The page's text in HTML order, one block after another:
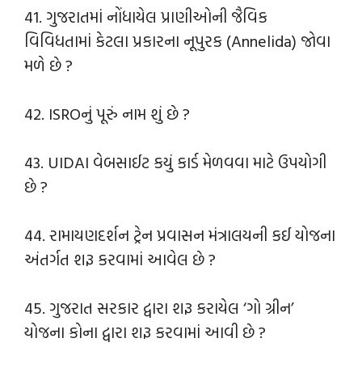
41. ગુજરાતમાં નોંધાયેલ પ્રાણીઓની જૈવિક
વિવિધતામાં કેટલા પ્રકારના નૂપુરક (Annelida) જોવા
મળે છે ?
42. ISROનું પૂરું નામ શું છે ?
43. UIDAI વેબસાઈટ કયું કાર્ડ મેળવવા માટે ઉપયોગી
છે ?
44. રામાયણદર્શન ટ્રેન પ્રવાસન મંત્રાલયની કઈ યોજના
અંતર્ગત શરૂ કરવામાં આવેલ છે ?
45. ગુજરાત સરકાર દ્વારા શરૂ કરાયેલ ‘ગો ગ્રીન’
યોજના કોના દ્વારા શરૂ કરવામાં આવી છે ?